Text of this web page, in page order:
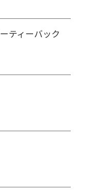
ティーバック